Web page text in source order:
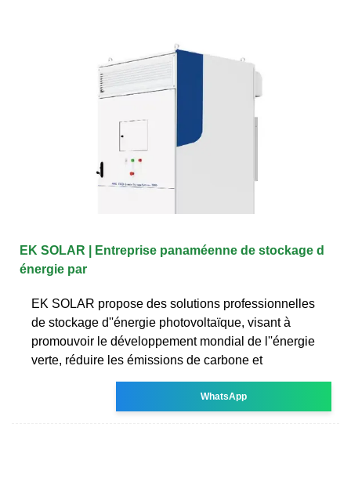
EK SOLAR | Entreprise panaméenne de stockage d
énergie par
EK SOLAR propose des solutions professionnelles
de stockage d''énergie photovoltaïque, visant à
promouvoir le développement mondial de l''énergie
verte, réduire les émissions de carbone et
WhatsApp